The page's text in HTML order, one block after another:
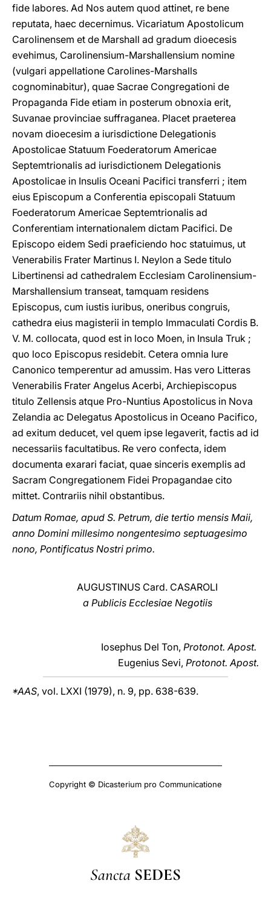
fide labores. Ad Nos autem quod attinet, re bene
reputata, haec decernimus. Vicariatum Apostolicum
Carolinensem et de Marshall ad gradum dioecesis
evehimus, Carolinensium-Marshallensium nomine
(vulgari appellatione Carolines-Marshalls
cognominabitur), quae Sacrae Congregationi de
Propaganda Fide etiam in posterum obnoxia erit,
Suvanae provinciae suffraganea. Placet praeterea
novam dioecesim a iurisdictione Delegationis
Apostolicae Statuum Foederatorum Americae
Septemtrionalis ad iurisdictionem Delegationis
Apostolicae in Insulis Oceani Pacifici transferri ; item
eius Episcopum a Conferentia episcopali Statuum
Foederatorum Americae Septemtrionalis ad
Conferentiam internationalem dictam Pacifici. De
Episcopo eidem Sedi praeficiendo hoc statuimus, ut
Venerabilis Frater Martinus I. Neylon a Sede titulo
Libertinensi ad cathedralem Ecclesiam Carolinensium-
Marshallensium transeat, tamquam residens
Episcopus, cum iustis iuribus, oneribus congruis,
cathedra eius magisterii in templo Immaculati Cordis B.
V. M. collocata, quod est in loco Moen, in Insula Truk ;
quo loco Episcopus residebit. Cetera omnia Iure
Canonico temperentur ad amussim. Has vero Litteras
Venerabilis Frater Angelus Acerbi, Archiepiscopus
titulo Zellensis atque Pro-Nuntius Apostolicus in Nova
Zelandia ac Delegatus Apostolicus in Oceano Pacifico,
ad exitum deducet, vel quem ipse legaverit, factis ad id
necessariis facultatibus. Re vero confecta, idem
documenta exarari faciat, quae sinceris exemplis ad
Sacram Congregationem Fidei Propagandae cito
mittet. Contrariis nihil obstantibus.
Datum Romae, apud S. Petrum, die tertio mensis Maii,
anno Domini millesimo nongentesimo septuagesimo
nono, Pontificatus Nostri primo.
AUGUSTINUS Card. CASAROLI
a Publicis Ecclesiae Negotiis
Iosephus Del Ton, Protonot. Apost.
Eugenius Sevi, Protonot. Apost.
*AAS, vol. LXXI (1979), n. 9, pp. 638-639.
Copyright © Dicasterium pro Communicatione
Sancta SEDES